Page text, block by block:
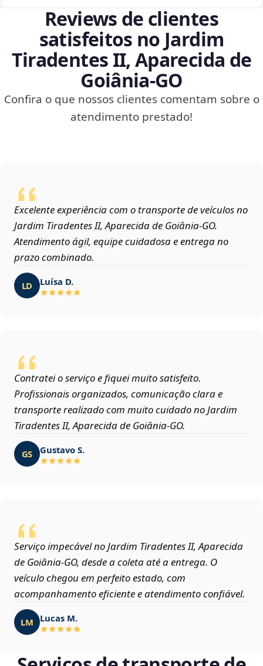
Reviews de clientes
satisfeitos no Jardim
Tiradentes II, Aparecida de
Goiânia‑GO
Confira o que nossos clientes comentam sobre o
atendimento prestado!
Excelente experiência com o transporte de veículos no
Jardim Tiradentes II, Aparecida de Goiânia‑GO.
Atendimento ágil, equipe cuidadosa e entrega no
prazo combinado.
LD Luísa D.
Contratei o serviço e fiquei muito satisfeito.
Profissionais organizados, comunicação clara e
transporte realizado com muito cuidado no Jardim
Tiradentes II, Aparecida de Goiânia‑GO.
GS Gustavo S.
Serviço impecável no Jardim Tiradentes II, Aparecida
de Goiânia‑GO, desde a coleta até a entrega. O
veículo chegou em perfeito estado, com
acompanhamento eficiente e atendimento confiável.
LM Lucas M.